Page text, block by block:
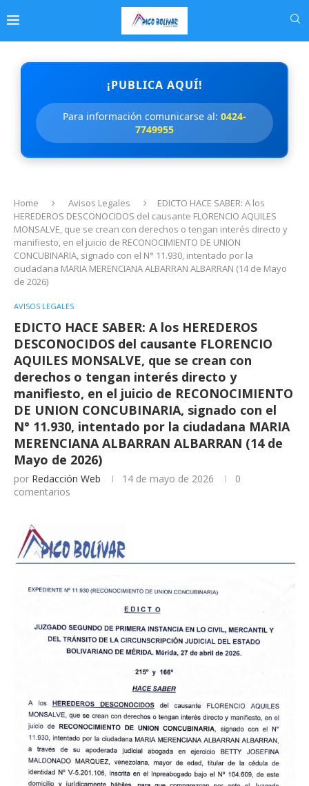
¡PUBLICA AQUÍ!
Para información comunicarse al: 0424-
7749955
Home Avisos Legales
EDICTO HACE SABER: A los
HEREDEROS DESCONOCIDOS del causante FLORENCIO AQUILES
MONSALVE, que se crean con derechos o tengan interés directo y
manifiesto, en el juicio de RECONOCIMIENTO DE UNION
CONCUBINARIA, signado con el N° 11.930, intentado por la
ciudadana MARIA MERENCIANA ALBARRAN ALBARRAN (14 de Mayo
de 2026)
AVISOS LEGALES
EDICTO HACE SABER: A los HEREDEROS
DESCONOCIDOS del causante FLORENCIO
AQUILES MONSALVE, que se crean con
derechos o tengan interés directo y
manifiesto, en el juicio de RECONOCIMIENTO
DE UNION CONCUBINARIA, signado con el
N° 11.930, intentado por la ciudadana MARIA
MERENCIANA ALBARRAN ALBARRAN (14 de
Mayo de 2026)
por Redacción Web 14 de mayo de 2026
0
comentarios